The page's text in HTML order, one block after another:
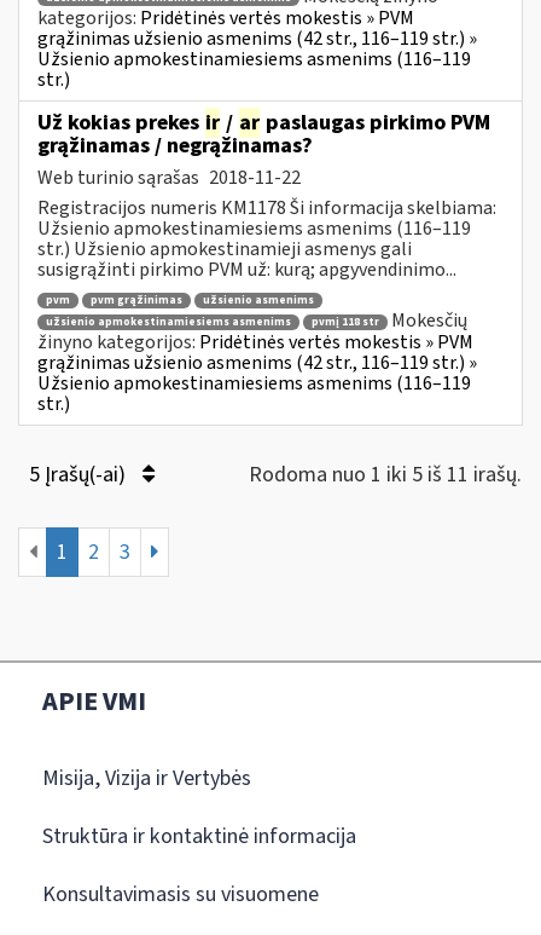
kategorijos: Pridėtinės vertės mokestis » PVM
grąžinimas užsienio asmenims (42 str., 116–119 str.) »
Užsienio apmokestinamiesiems asmenims (116–119
str.)
Už kokias prekes ir / ar paslaugas pirkimo PVM
grąžinamas / negrąžinamas?
Web turinio sąrašas 2018-11-22
Registracijos numeris KM1178 Ši informacija skelbiama:
Užsienio apmokestinamiesiems asmenims (116–119
str.) Užsienio apmokestinamieji asmenys gali
susigrąžinti pirkimo PVM už: kurą; apgyvendinimo...
pvm pvm grąžinimas
užsienio asmenims
užsienio apmokestinamiesiems asmenims
pvmį 118 str
Mokesčių
žinyno kategorijos: Pridėtinės vertės mokestis » PVM
grąžinimas užsienio asmenims (42 str., 116–119 str.) »
Užsienio apmokestinamiesiems asmenims (116–119
str.)
5 Įrašų(-ai) Rodoma nuo 1 iki 5 iš 11 irašų.
1 2 3
APIE VMI
Misija, Vizija ir Vertybės
Struktūra ir kontaktinė informacija
Konsultavimasis su visuomene